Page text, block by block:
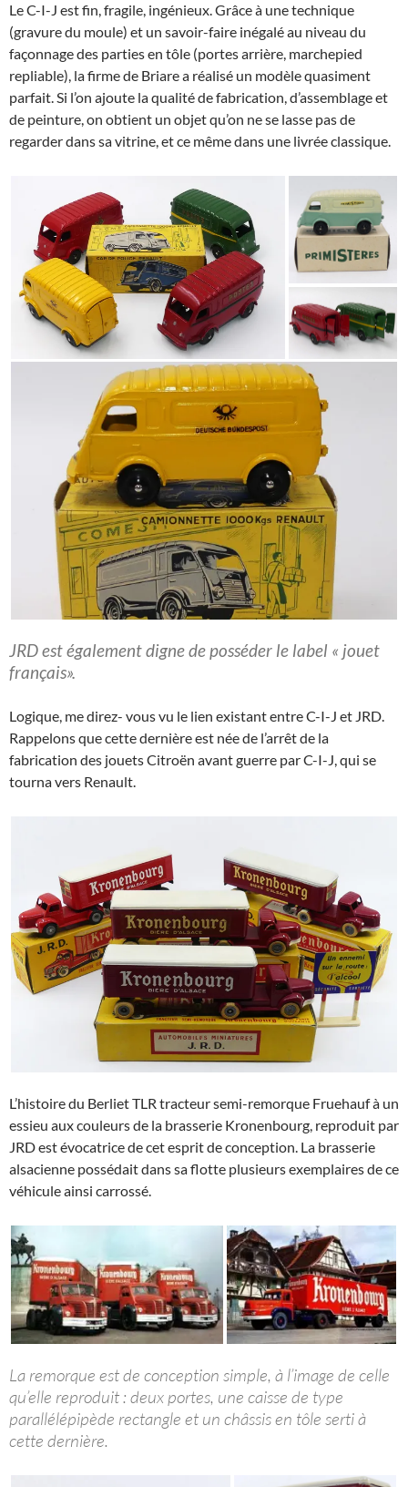
Le C-I-J est fin, fragile, ingénieux. Grâce à une technique
(gravure du moule) et un savoir-faire inégalé au niveau du
façonnage des parties en tôle (portes arrière, marchepied
repliable), la firme de Briare a réalisé un modèle quasiment
parfait. Si l’on ajoute la qualité de fabrication, d’assemblage et
de peinture, on obtient un objet qu’on ne se lasse pas de
regarder dans sa vitrine, et ce même dans une livrée classique.
JRD est également digne de posséder le label « jouet
français».
Logique, me direz- vous vu le lien existant entre C-I-J et JRD.
Rappelons que cette dernière est née de l’arrêt de la
fabrication des jouets Citroën avant guerre par C-I-J, qui se
tourna vers Renault.
L’histoire du Berliet TLR tracteur semi-remorque Fruehauf à un
essieu aux couleurs de la brasserie Kronenbourg, reproduit par
JRD est évocatrice de cet esprit de conception. La brasserie
alsacienne possédait dans sa flotte plusieurs exemplaires de ce
véhicule ainsi carrossé.
La remorque est de conception simple, à l’image de celle
qu’elle reproduit : deux portes, une caisse de type
parallélépipède rectangle et un châssis en tôle serti à
cette dernière.